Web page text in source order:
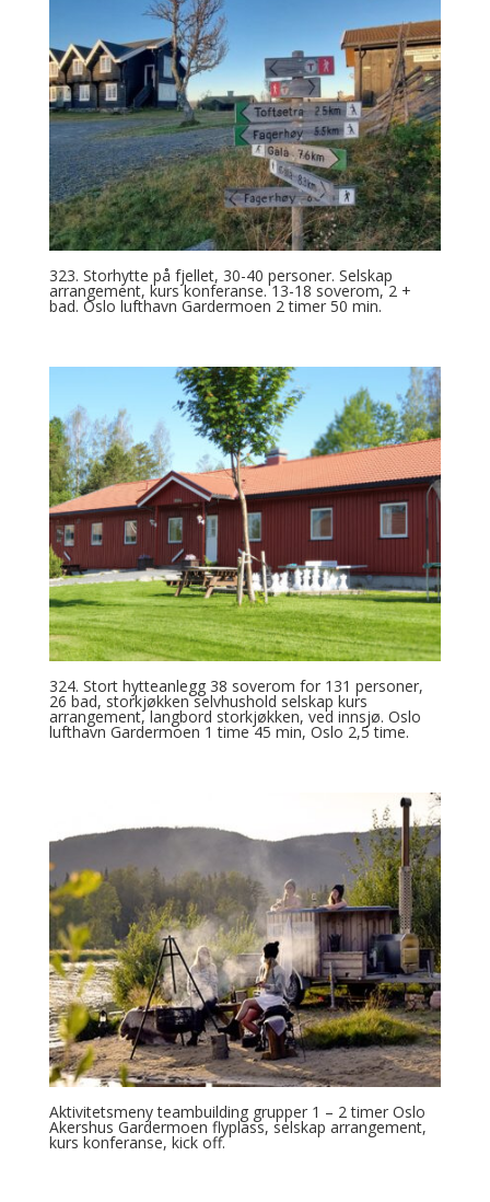
323. Storhytte på fjellet, 30-40 personer. Selskap
arrangement, kurs konferanse. 13-18 soverom, 2 +
bad. Oslo lufthavn Gardermoen 2 timer 50 min.
324. Stort hytteanlegg 38 soverom for 131 personer,
26 bad, storkjøkken selvhushold selskap kurs
arrangement, langbord storkjøkken, ved innsjø. Oslo
lufthavn Gardermoen 1 time 45 min, Oslo 2,5 time.
Aktivitetsmeny teambuilding grupper 1 – 2 timer Oslo
Akershus Gardermoen flyplass, selskap arrangement,
kurs konferanse, kick off.